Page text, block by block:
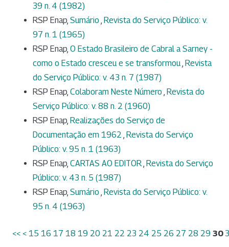
39 n. 4 (1982)
RSP Enap, Sumário , Revista do Serviço Público: v.
97 n. 1 (1965)
RSP Enap, O Estado Brasileiro de Cabral a Sarney -
como o Estado cresceu e se transformou, Revista
do Serviço Público: v. 43 n. 7 (1987)
RSP Enap, Colaboram Neste Número , Revista do
Serviço Público: v. 88 n. 2 (1960)
RSP Enap, Realizações do Serviço de
Documentação em 1962 , Revista do Serviço
Público: v. 95 n. 1 (1963)
RSP Enap, CARTAS AO EDITOR, Revista do Serviço
Público: v. 43 n. 5 (1987)
RSP Enap, Sumário , Revista do Serviço Público: v.
95 n. 4 (1963)
<< < 15 16 17 18 19 20 21 22 23 24 25 26 27 28 29 30